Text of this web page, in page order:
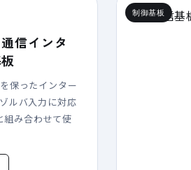
信インタ
保ったインター
ルバ入力に対応
組み合わせて使
制御基板